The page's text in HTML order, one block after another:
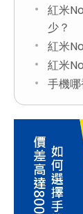
紅米
少？
紅米
紅米
手機